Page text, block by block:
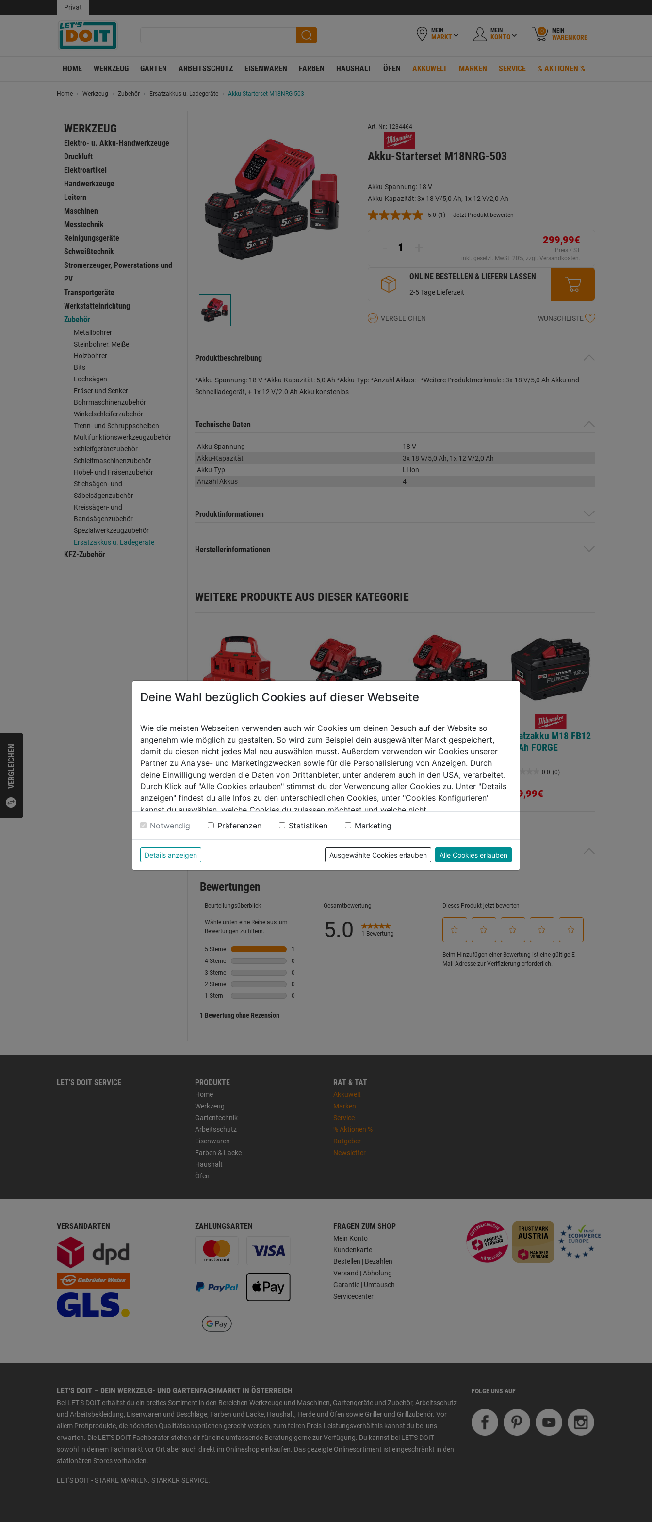
VERGLEICHEN
Privat
MEIN
MARKT
MEIN
KONTO
0 MEIN
WARENKORB
HOME WERKZEUG GARTEN ARBEITSSCHUTZ EISENWAREN FARBEN HAUSHALT ÖFEN AKKUWELT MARKEN SERVICE % AKTIONEN %
Home Werkzeug Zubehör Ersatzakkus u. Ladegeräte Akku-Starterset M18NRG-503
WERKZEUG
Elektro- u. Akku-Handwerkzeuge
Druckluft
Elektroartikel
Handwerkzeuge
Leitern
Maschinen
Messtechnik
Reinigungsgeräte
Schweißtechnik
Stromerzeuger, Powerstations und
PV
Transportgeräte
Werkstatteinrichtung
Zubehör
Metallbohrer
Steinbohrer, Meißel
Holzbohrer
Bits
Lochsägen
Fräser und Senker
Bohrmaschinenzubehör
Winkelschleiferzubehör
Trenn- und Schruppscheiben
Multifunktionswerkzeugzubehör
Schleifgerätezubehör
Schleifmaschinenzubehör
Hobel- und Fräsenzubehör
Stichsägen- und
Säbelsägenzubehör
Kreissägen- und
Bandsägenzubehör
Spezialwerkzeugzubehör
Ersatzakkus u. Ladegeräte
KFZ-Zubehör
Art. Nr.: 1234464
Akku-Starterset M18NRG-503
Akku-Spannung: 18 V
Akku-Kapazität: 3x 18 V/5,0 Ah, 1x 12 V/2,0 Ah
5.0 Bewertung
(1) Jetzt Produkt bewerten
299,99€
Preis / ST
inkl. gesetzl. MwSt. 20%, zzgl. Versandkosten.
ONLINE BESTELLEN & LIEFERN LASSEN
2-5 Tage Lieferzeit
VERGLEICHEN WUNSCHLISTE
Produktbeschreibung
*Akku-Spannung: 18 V *Akku-Kapazität: 5,0 Ah *Akku-Typ: *Anzahl Akkus: - *Weitere Produktmerkmale : 3x 18 V/5,0 Ah Akku und
Schnellladegerät, + 1x 12 V/2.0 Ah Akku konstenlos
Technische Daten
Akku-Spannung
18 V
Akku-Kapazität
3x 18 V/5,0 Ah, 1x 12 V/2,0 Ah
Akku-Typ
Li-ion
Anzahl Akkus
4
Produktinformationen
Herstellerinformationen
WEITERE PRODUKTE AUS DIESER KATEGORIE
Akku Ladegerät M18
PACKOUT 6fach PC6
0.0 (0)
0.0
von
5
Sternen.
319,99€
Akku Starterset M18
NRG-402 18V
0.0 (0)
0.0
von
5
Sternen.
329,99€
Akku Starterset
M18NRG-502 18V 5,0
Ah
0.0 (0)
0.0
von
5
Sternen.
359,99€
Ersatzakku M18 FB12
12 Ah FORGE
0.0 (0)
von
Sternen.
359,99€
Bewertung
LET'S DOIT SERVICE PRODUKTE
Home
Werkzeug
Gartentechnik
Arbeitsschutz
Eisenwaren
Farben & Lacke
Haushalt
Öfen
RAT & TAT
Akkuwelt
Marken
Service
% Aktionen %
Ratgeber
Newsletter
VERSANDARTEN ZAHLUNGSARTEN FRAGEN ZUM SHOP
Mein Konto
Kundenkarte
Bestellen | Bezahlen
Versand | Abholung
Garantie | Umtausch
Servicecenter
LET'S DOIT – DEIN WERKZEUG- UND GARTENFACHMARKT IN ÖSTERREICH
Bei LET'S DOIT erhältst du ein breites Sortiment in den Bereichen Werkzeuge und Maschinen, Gartengeräte und Zubehör, Arbeitsschutz
und Arbeitsbekleidung, Eisenwaren und Beschläge, Farben und Lacke, Haushalt, Herde und Öfen sowie Griller und Grillzubehör. Vor
allem Profiprodukte, die höchsten Qualitätsansprüchen gerecht werden, zum fairen Preis-Leistungsverhältnis kannst du bei uns
erwarten. Die LET'S DOIT Fachberater stehen dir für eine umfassende Beratung gerne zur Verfügung. Du kannst bei LET'S DOIT
sowohl in deinem Fachmarkt vor Ort aber auch direkt im Onlineshop einkaufen. Das gezeigte Onlinesortiment ist eingeschränkt in den
stationären Stores vorhanden.
LET'S DOIT - STARKE MARKEN. STARKER SERVICE.
FOLGE UNS AUF
Deine Wahl bezüglich Cookies auf dieser Webseite
Wie die meisten Webseiten verwenden auch wir Cookies um deinen Besuch auf der Website so
angenehm wie möglich zu gestalten. So wird zum Beispiel dein ausgewählter Markt gespeichert,
damit du diesen nicht jedes Mal neu auswählen musst. Außerdem verwenden wir Cookies unserer
Partner zu Analyse- und Marketingzwecken sowie für die Personalisierung von Anzeigen. Durch
deine Einwilligung werden die Daten von Drittanbieter, unter anderem auch in den USA, verarbeitet.
Durch Klick auf "Alle Cookies erlauben" stimmst du der Verwendung aller Cookies zu. Unter "Details
anzeigen" findest du alle Infos zu den unterschiedlichen Cookies, unter "Cookies Konfigurieren"
kannst du auswählen, welche Cookies du zulassen möchtest und welche nicht.
Weitere Informationen findest du in unserer Datenschutzerklärung
Notwendig Präferenzen Statistiken Marketing
Details anzeigen Ausgewählte Cookies erlauben Alle Cookies erlauben